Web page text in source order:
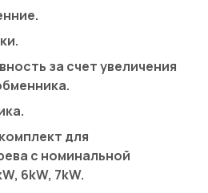
за счет увеличения
для
с номинальной
6kW, 7kW.